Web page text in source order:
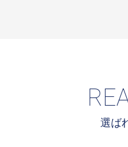
選ば